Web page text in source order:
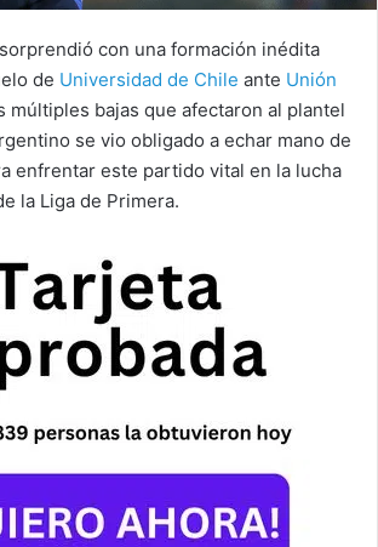
con una formación inédita
de Universidad de Chile ante Unión
múltiples bajas que afectaron al plantel
se vio obligado a echar mano de
enfrentar este partido vital en la lucha
la Liga de Primera.